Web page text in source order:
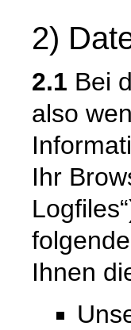
2)
2.1 Bei
also
Ihr
Ihnen